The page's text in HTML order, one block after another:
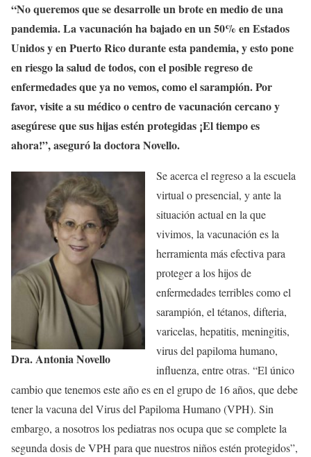
“No queremos que se desarrolle un brote en medio de una
pandemia. La vacunación ha bajado en un 50% en Estados
Unidos y en Puerto Rico durante esta pandemia, y esto pone
en riesgo la salud de todos, con el posible regreso de
enfermedades que ya no vemos, como el sarampión. Por
favor, visite a su médico o centro de vacunación cercano y
asegúrese que sus hijas estén protegidas ¡El tiempo es
ahora!”, aseguró la doctora Novello.
Dra. Antonia Novello
Se acerca el regreso a la escuela
virtual o presencial, y ante la
situación actual en la que
vivimos, la vacunación es la
herramienta más efectiva para
proteger a los hijos de
enfermedades terribles como el
sarampión, el tétanos, difteria,
varicelas, hepatitis, meningitis,
virus del papiloma humano,
influenza, entre otras. “El único
cambio que tenemos este año es en el grupo de 16 años, que debe
tener la vacuna del Virus del Papiloma Humano (VPH). Sin
embargo, a nosotros los pediatras nos ocupa que se complete la
segunda dosis de VPH para que nuestros niños estén protegidos”,